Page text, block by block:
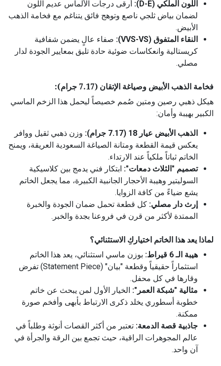
اللون الملكي (D-E):
أرقى درجات الألماس عديم اللون
لضمان بياض ثلجي ناصع وتوهج فائق يتناغم مع فخامة الذهب
الأبيض.
النقاء المتفوق (VVS-VS):
صفاء عالٍ يضمن شفافية
كريستالية وانعكاسات ضوئية حادة تليق بمعايير الجودة لدار
مصلي.
فخامة الذهب الأبيض وصياغة الإتقان (7.17 جرام):
هيكل ذهبي رصين ومتين صُمم خصيصاً ليحمل هذا الزخم الماسي
الكبير بهيبة وأمان:
الذهب الأبيض عيار 18 (7.17 جرام):
وزن ذهبي ثقيل ووافر
يعكس قيمة القطعة ومتانة الصياغة السعودية العريقة، ويمنح
الخاتم ثباتاً ملكياً عند الارتداء.
تصميم "الثلاث دمعات": ابتكار فني يدمج بين كلاسيكية
السوليتير وهيبة الأحجار الجانبية الكبيرة، مما يجعل الخاتم
يشع ضياءً من كافة الزوايا.
إرث دار مصلي: كل قطعة تحمل ضمان الجودة والخبرة
الممتدة لأكثر من قرن في فروعنا بجدة والخبر.
لماذا يعد هذا الخاتم اختياركِ الاستثنائي؟
هيبة الـ 6 قيراط:
بوزن ماسي استثنائي، يعد هذا الخاتم
استثماراً حقيقياً وقطعة "بيان" (Statement Piece) تفرض
وقارها في كل محفل.
مثالية "شبكة العمر": الخيار الأول لمن يبحث عن خاتم
خطوبة أسطوري يخلد ذكرى الارتباط بأبهى وأفخم صورة
ممكنة.
جاذبية قصة الدمعة: تعتبر من أكثر القصات أنوثة وطلباً في
عالم المجوهرات الراقية، حيث تجمع بين الرقة والجرأة في
آن واحد.